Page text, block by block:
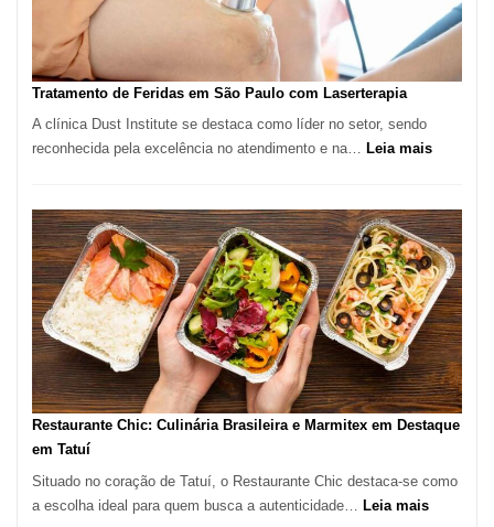
2025
com
Crescimento
Recorde
9,9%
Tratamento de Feridas em São Paulo com Laserterapia
A clínica Dust Institute se destaca como líder no setor, sendo
reconhecida pela excelência no atendimento e na… Leia mais:
Feridas
em
São
Paulo
com
Restaurante Chic: Culinária Brasileira e Marmitex em Destaque
em Tatuí
Situado no coração de Tatuí, o Restaurante Chic destaca-se como
a escolha ideal para quem busca a autenticidade…
Leia mais: